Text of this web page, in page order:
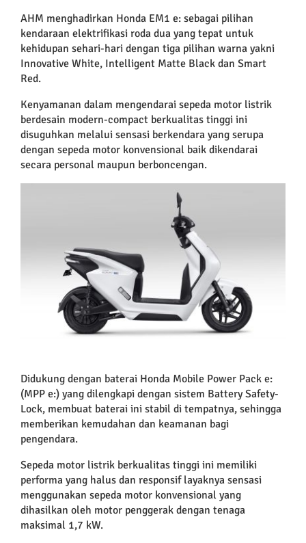
AHM menghadirkan Honda EM1 e: sebagai pilihan
kendaraan elektrifikasi roda dua yang tepat untuk
kehidupan sehari-hari dengan tiga pilihan warna yakni
Innovative White, Intelligent Matte Black dan Smart
Red.
Kenyamanan dalam mengendarai sepeda motor listrik
berdesain modern-compact berkualitas tinggi ini
disuguhkan melalui sensasi berkendara yang serupa
dengan sepeda motor konvensional baik dikendarai
secara personal maupun berboncengan.
Didukung dengan baterai Honda Mobile Power Pack e:
(MPP e:) yang dilengkapi dengan sistem Battery Safety-
Lock, membuat baterai ini stabil di tempatnya, sehingga
memberikan kemudahan dan keamanan bagi
pengendara.
Sepeda motor listrik berkualitas tinggi ini memiliki
performa yang halus dan responsif layaknya sensasi
menggunakan sepeda motor konvensional yang
dihasilkan oleh motor penggerak dengan tenaga
maksimal 1,7 kW.